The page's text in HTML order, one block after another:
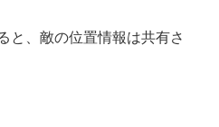
と、敵の位置情報は共有さ